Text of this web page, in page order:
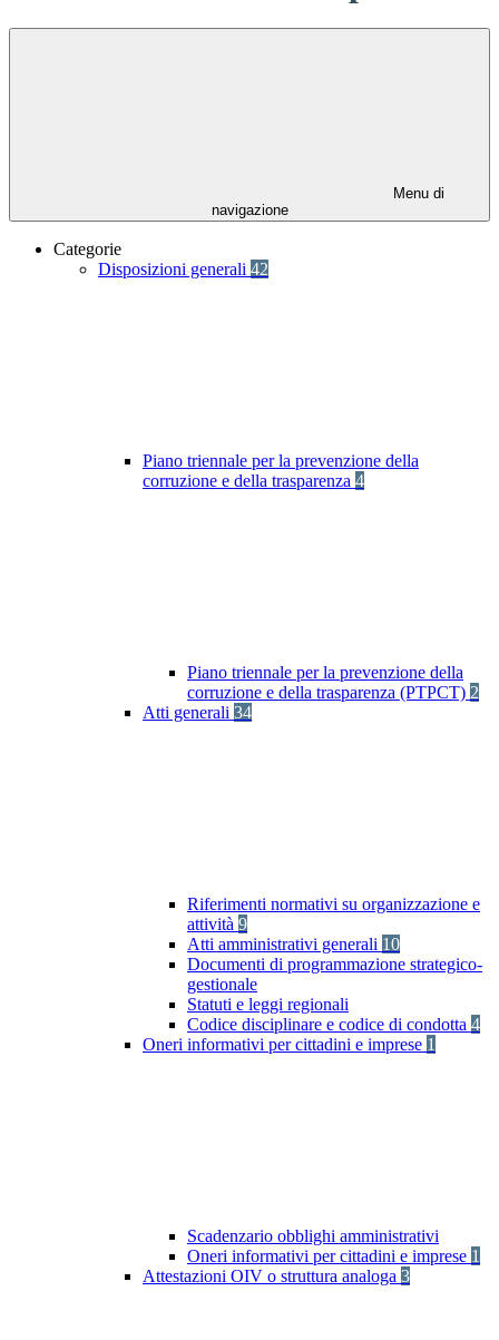
Menu di
navigazione
Categorie
Disposizioni generali 42
Piano triennale per la prevenzione della
corruzione e della trasparenza 4
Piano triennale per la prevenzione della
corruzione e della trasparenza (PTPCT) 2
Atti generali 34
Riferimenti normativi su organizzazione e
attività 9
Atti amministrativi generali 10
Documenti di programmazione strategico-
gestionale
Statuti e leggi regionali
Codice disciplinare e codice di condotta 4
Oneri informativi per cittadini e imprese 1
Scadenzario obblighi amministrativi
Oneri informativi per cittadini e imprese 1
Attestazioni OIV o struttura analoga 3